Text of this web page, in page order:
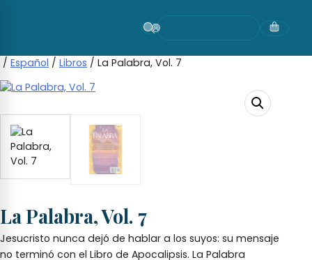
/ Español / Libros / La Palabra, Vol. 7
La Palabra, Vol. 7
Jesucristo nunca dejó de hablar a los suyos: su mensaje
no terminó con el Libro de Apocalipsis. La Palabra